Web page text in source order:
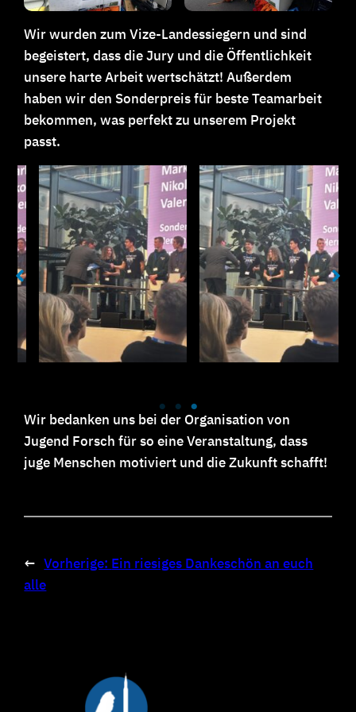
Wir wurden zum Vize-Landessiegern und sind
begeistert, dass die Jury und die Öffentlichkeit
unsere harte Arbeit wertschätzt! Außerdem
haben wir den Sonderpreis für beste Teamarbeit
bekommen, was perfekt zu unserem Projekt
passt.
Wir bedanken uns bei der Organisation von
Jugend Forsch für so eine Veranstaltung, dass
juge Menschen motiviert und die Zukunft schafft!
← Vorherige: Ein riesiges Dankeschön an euch
alle